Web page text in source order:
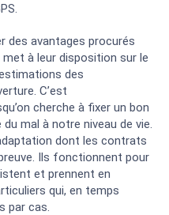
des avantages procurés
à leur disposition sur le
des
C’est
cherche à fixer un bon
mal à notre niveau de vie.
dont les contrats
Ils fonctionnent pour
et prennent en
qui, en temps
par cas.